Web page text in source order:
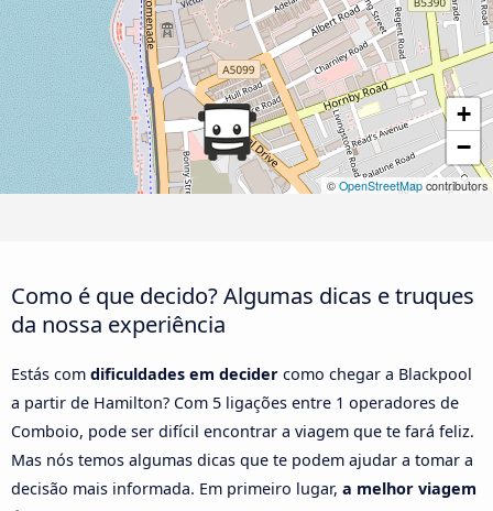
+
−
© OpenStreetMap contributors
Como é que decido? Algumas dicas e truques
da nossa experiência
Estás com dificuldades em decider como chegar a Blackpool
a partir de Hamilton? Com 5 ligações entre 1 operadores de
Comboio, pode ser difícil encontrar a viagem que te fará feliz.
Mas nós temos algumas dicas que te podem ajudar a tomar a
decisão mais informada. Em primeiro lugar, a melhor viagem